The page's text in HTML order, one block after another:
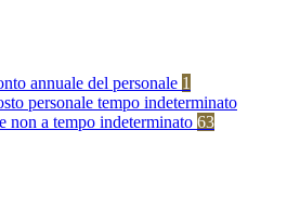
annuale del personale 1
personale tempo indeterminato
non a tempo indeterminato 63